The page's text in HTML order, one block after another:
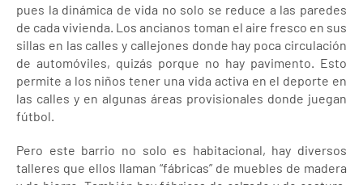
pues la dinámica de vida no solo se reduce a las paredes
de cada vivienda. Los ancianos toman el aire fresco en sus
sillas en las calles y callejones donde hay poca circulación
de automóviles, quizás porque no hay pavimento. Esto
permite a los niños tener una vida activa en el deporte en
las calles y en algunas áreas provisionales donde juegan
fútbol.
Pero este barrio no solo es habitacional, hay diversos
talleres que ellos llaman “fábricas” de muebles de madera